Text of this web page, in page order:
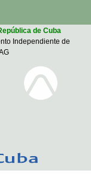
de Cuba
Independiente de